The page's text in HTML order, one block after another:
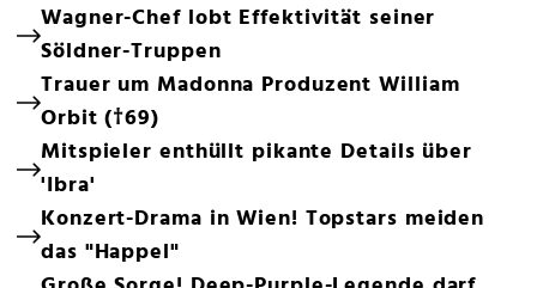
Wagner-Chef lobt Effektivität seiner
Söldner-Truppen
Trauer um Madonna Produzent William
Orbit (†69)
Mitspieler enthüllt pikante Details über
'Ibra'
Konzert-Drama in Wien! Topstars meiden
das "Happel"